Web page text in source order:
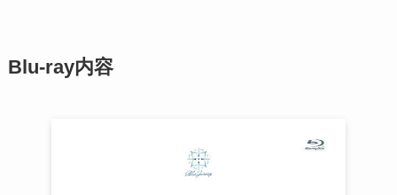
Blu-ray内容